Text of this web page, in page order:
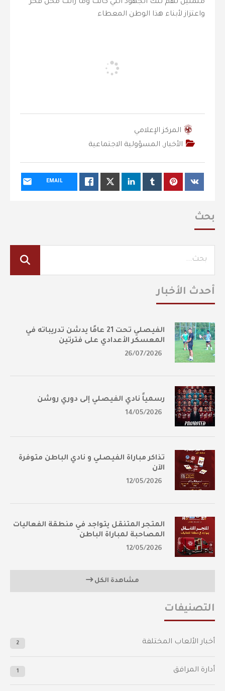
مثمنين لهم تلك الجهود التي كانت وما زالت محل فخر
واعتزاز لأبناء هذا الوطن المعطاء
المركز الإعلامي
الأخبار, المسؤولية الاجتماعية
EMAIL
بحث
أحدث الأخبار
الفيصلي تحت 21 عامًا يدشن تدريباته في
المعسكر الأعدادي على فترتين
26/07/2026
رسمياً نادي الفيصلي إلى دوري روشن
14/05/2026
تذاكر مباراة الفيصلي و نادي الباطن متوفرة
الآن
12/05/2026
المتجر المتنقل يتواجد في منطقة الفعاليات
المصاحبة لمباراة الباطن
12/05/2026
مشاهدة الكل
التصنيفات
أخبار الألعاب المختلفة 2
أدارة المرافق 1